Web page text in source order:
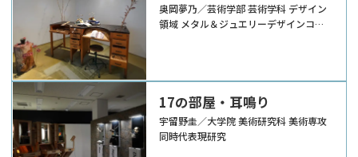
奥岡夢乃／芸術学部 芸術学科 デザイン
領域 メタル＆ジュエリーデザインコー
17の部屋・耳鳴り
宇留野圭／大学院 美術研究科 美術専攻
同時代表現研究